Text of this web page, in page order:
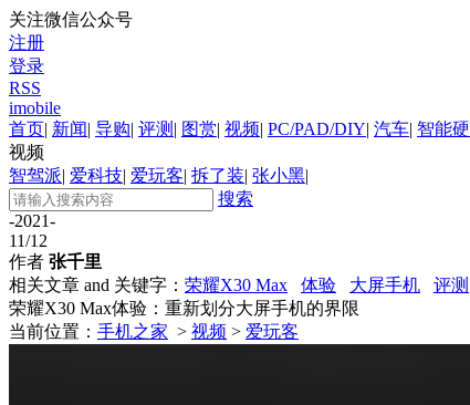
关注微信公众号
注册
登录
RSS
imobile
首页| 新闻| 导购| 评测 | 图赏| 视频| PC/PAD/DIY| 汽车| 智能
视频
智驾派| 爱科技| 爱玩客| 拆了装| 张小黑|
搜索
-2021-
11/12
作者 张千里
相关文章 and 关键字： 荣耀X30 Max 体验 大屏手机
评测
荣耀X30 Max体验：重新划分大屏手机的界限
当前位置： 手机之家 > 视频 > 爱玩客